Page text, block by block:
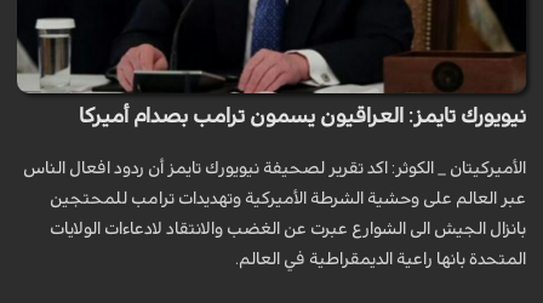
نيويورك تايمز: العراقيون يسمون ترامب بصدام أميركا
الأميركيتان _ الكوثر: اكد تقرير لصحيفة نيويورك تايمز أن ردود افعال الناس
عبر العالم على وحشية الشرطة الأميركية وتهديدات ترامب للمحتجين
بانزال الجيش الى الشوارع عبرت عن الغضب والانتقاد لادعاءات الولايات
المتحدة بانها راعية الديمقراطية في العالم.